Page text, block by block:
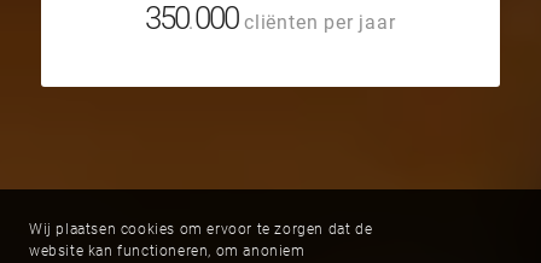
350.000cliënten per jaar
Wij plaatsen cookies om ervoor te zorgen dat de
website kan functioneren, om anoniem